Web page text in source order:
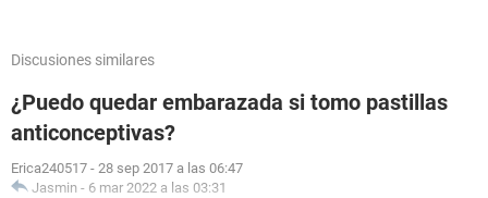
Discusiones similares
¿Puedo quedar embarazada si tomo pastillas
anticonceptivas?
Erica240517 - 28 sep 2017 a las 06:47
Jasmin - 6 mar 2022 a las 03:31